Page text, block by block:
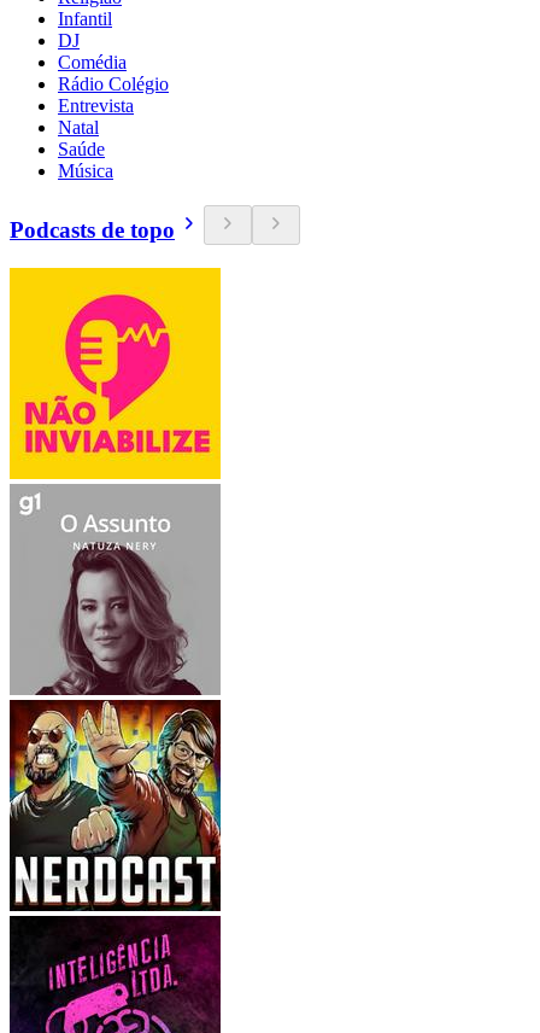
Infantil
DJ
Comédia
Rádio Colégio
Entrevista
Natal
Saúde
Música
Podcasts de topo